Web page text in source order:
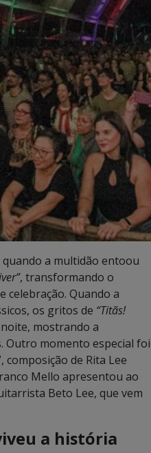
a multidão entoou
, transformando o
celebração. Quando a
os gritos de “Titãs!
mostrando a
Outro momento especial foi
composição de Rita Lee
Mello apresentou ao
Beto Lee, que vem
a história